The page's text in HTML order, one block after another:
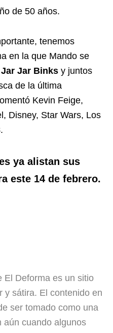
de 50 años.
tenemos
en la que Mando se
Jar Jar Binks y juntos
de la última
Kevin Feige,
Disney, Star Wars, Los
ya alistan sus
este 14 de febrero.
El Deforma es un sitio
y sátira. El contenido en
ser tomado como una
aún cuando algunos